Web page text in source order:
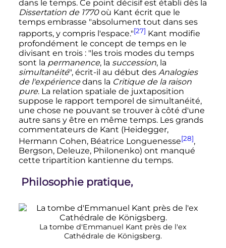
dans le temps. Ce point décisif est établi dès la
Dissertation de 1770où Kant écrit que le
temps embrasse "absolument tout dans ses
rapports, y compris l'espace."[27] Kant modifie
profondément le concept de temps en le
divisant en trois : "les trois modes du temps
sont la permanence, la succession, la
simultanéité", écrit-il au début des Analogies
de l'expériencedans la Critique de la raison
pure. La relation spatiale de juxtaposition
suppose le rapport temporel de simultanéité,
une chose ne pouvant se trouver à côté d'une
autre sans y être en même temps. Les grands
commentateurs de Kant (Heidegger,
Hermann Cohen, Béatrice Longuenesse[28],
Bergson, Deleuze, Philonenko) ont manqué
cette tripartition kantienne du temps.
Philosophie pratique,
La tombe d'Emmanuel Kant près de l'ex
Cathédrale de Königsberg.